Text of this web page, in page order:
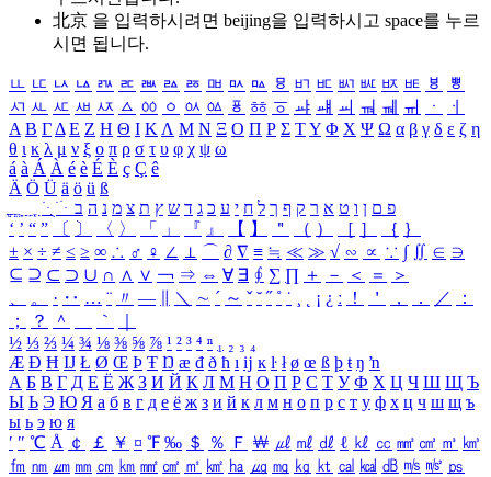
北京 을 입력하시려면 beijing을 입력하시고 space를 누르
시면 됩니다.
ㅥ ㅦ ㅧ ㅨ ㅩ ㅪ ㅫ ㅬ ㅭ ㅮ ㅯ ㅰ ㅱ ㅲ ㅳ ㅴ ㅵ ㅶ ㅷ ㅸ
ㅹ
ㅺ ㅻ ㅼ ㅽ ㅾ ㅿ ㆀ ㆁ ㆂ ㆃ ㆄ ㆅ ㆆ ㆇ ㆈ ㆉ ㆊ ㆋ ㆌ ㆍ
ㆎ
Α Β ΓΔ Ε Ζ Η Θ Ι ΚΛ Μ Ν Ξ Ο Π Ρ Σ ΤΥ Φ Χ Ψ Ω α β γ δ ε ζ η
θ ι κ λ μ ν ξ ο π ρ σ τ υ φ χ ψ ω
á à Á À é è É È ç Ç ê
Ä Ö Ü ä ö ü ß
ִֶֹ ֻּ ׁׂ פ ם ן ו ט א ר ק ף ך ל ח י ע כ ג ד ש ץ ת צ מ נ ה ב
‘ ’ “ ” 〔 〕 〈 〉 「 」 『 』 【 】 ＂ （ ） ［ ］ ｛ ｝
± × ÷ ≠ ≤ ≥ ∞ ∴ ♂ ♀ ∠ ⊥ ⌒ ∂ ∇ ≡ ≒ ≪ ≫ √ ∽ ∝ ∵ ∫ ∬ ∈ ∋
⊆ ⊇ ⊂ ⊃ ∪ ∩ ∧ ∨ ￢ ⇒ ⇔ ∀ ∃ ∮ ∑ ∏ ＋ － ＜ ＝
＞
、
。 · ‥ … ¨ 〃 ― ＼ ∼ ´ ～ ˇ ˘ ˝ ˚ ˙ ¸ ¡ ¿ ː ！ ＇ ， ． ／
：
；
？ ＾ ｀
½ ⅓ ⅔ ¼ ¾ ⅛ ⅜ ⅝ ⅞ ¹ ² ³ ⁴ ⁿ ₁ ₂ ₃ ₄
Æ Ð Ħ Ĳ Ł Ø Œ Þ Ŧ Ŋ æ đ ð ħ ı ĳ ĸ ŀ ł ø œ ß þ ŧ ŋ ŉ
А Б В Г Д Е Ё Ж З И Й К Л М Н О П Р С Т У Ф Х Ц Ч Ш Щ Ъ
Ы Ь Э Ю Я а б в г д е ё ж з и й к л м н о п р с т у ф х ц ч ш щ ъ
ы ь э ю я
′ ″ ℃ Å ￠ ￡ ￥ ¤ ℉ ‰ ＄ ％ Ｆ ￦ ㎕ ㎖ ㎗ ℓ ㎘ ㏄ ㎣ ㎤ ㎥ ㎦
㎙ ㎚ ㎛ ㎜ ㎝ ㎞ ㎟ ㎠ ㎡ ㎢ ㏊ ㎍ ㎎ ㎏ ㏏ ㎈ ㎉ ㏈ ㎧ ㎨ ㎰